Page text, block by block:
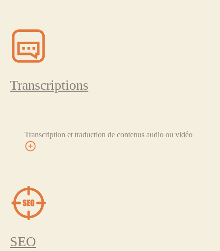
Transcriptions
Transcription et traduction de contenus audio ou vidéo
SEO